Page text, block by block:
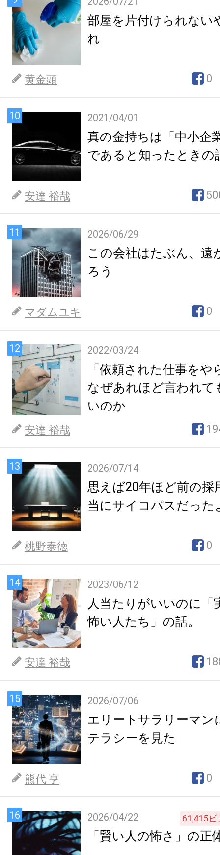
部屋を片付けられない
れ
黄金頭 0
10 2021/04/01
真の金持ちは「中小企
であると知ったときの
安達 裕哉
11 2026/06/29
この会社はたぶん、遠
ろう
マダムユキ 0
12 2022/03/24
「依頼された仕事を
なぜあれほど言われて
いのか
安達 裕哉
13 2026/07/14
思えば20年ほど前の採
当にサイコパスだった
桃野泰徳 0
14 2023/06/12
人当たりがいいのに「
怖い人たち」の話。
安達 裕哉
15 2026/07/06
エリートサラリーマン
テラシーを見た
熊代 亨 0
16 2026/04/22 61,415ビ
「賢い人の怖さ」の正